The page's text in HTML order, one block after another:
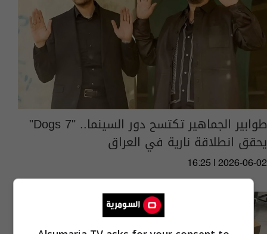
طوابير الجماهير تكتسح دور السينما.. "7 Dogs"
يحقق انطلاقة نارية في العراق
16:25 | 2026-06-02